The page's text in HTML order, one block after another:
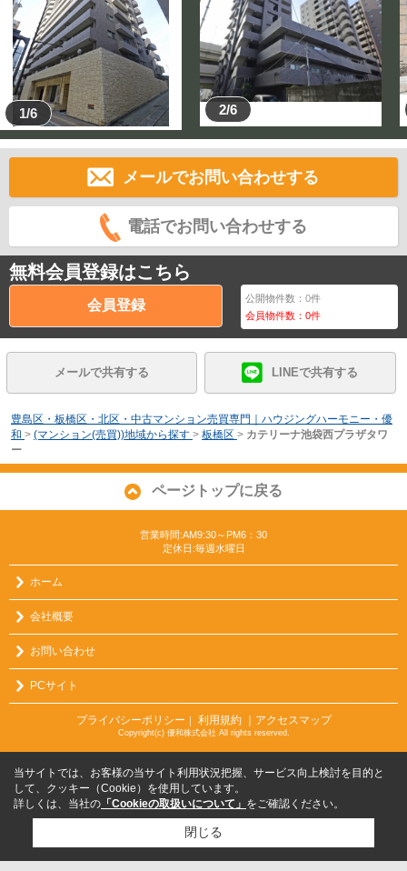
1/6 2/6
メールでお問い合わせする
電話でお問い合わせする
無料会員登録はこちら
会員登録 公開物件数：0件
会員物件数：0件
メールで共有する LINEで共有する
豊島区・板橋区・北区・中古マンション売買専門｜ハウジングハーモニー・優
和 > (マンション(売買))地域から探す > 板橋区 > カテリーナ池袋西プラザタワ
ー
ページトップに戻る
営業時間:AM9:30～PM6：30
定休日:毎週水曜日
ホーム
会社概要
お問い合わせ
PCサイト
プライバシーポリシー ｜ 利用規約 ｜アクセスマップ
Copyright(c) 優和株式会社 All rights reserved.
当サイトでは、お客様の当サイト利用状況把握、サービス向上検討を目的と
して、クッキー（Cookie）を使用しています。
詳しくは、当社の 「Cookieの取扱いについて」 をご確認ください。
閉じる